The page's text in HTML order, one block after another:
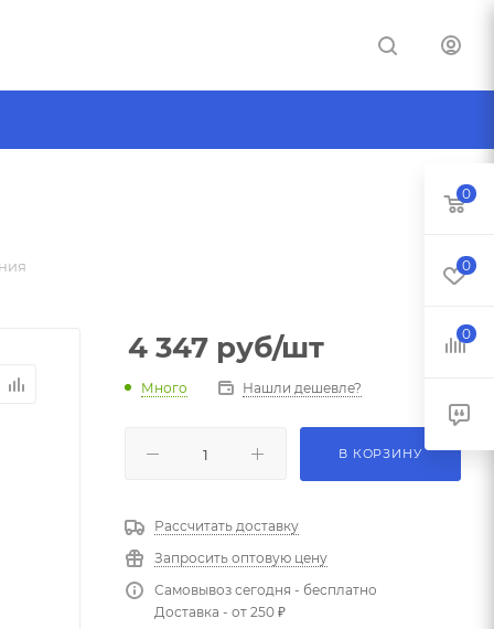
4 347 руб/шт
Много Нашли дешевле?
В КОРЗИНУ
Рассчитать доставку
Запросить оптовую цену
Самовывоз сегодня - бесплатно
Доставка - от 250 ₽
0
0
0